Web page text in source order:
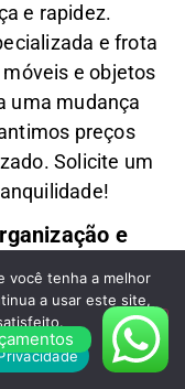
e rapidez.
e frota
e objetos
uma mudança
preços
. Solicite um
e
de São
cuida de toda a
e empresas,
você tenha a melhor
a usar este site,